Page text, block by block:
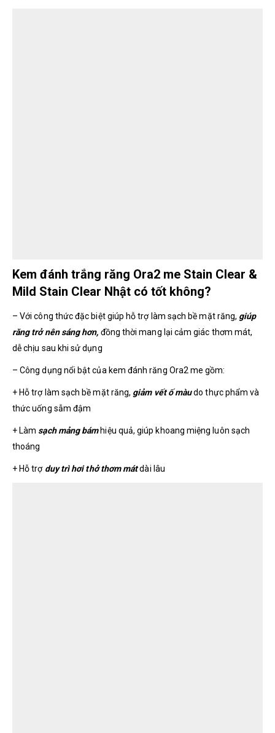
Kem đánh trắng răng Ora2 me Stain Clear &
Mild Stain Clear Nhật có tốt không?
– Với công thức đặc biệt giúp hỗ trợ làm sạch bề mặt răng, giúp
răng trở nên sáng hơn, đồng thời mang lại cảm giác thơm mát,
dễ chịu sau khi sử dụng
– Công dụng nổi bật của kem đánh răng Ora2 me gồm:
+ Hỗ trợ làm sạch bề mặt răng, giảm vết ố màudo thực phẩm và
thức uống sẫm đậm
+ Làm sạch mảng bám hiệu quả, giúp khoang miệng luôn sạch
thoáng
+ Hỗ trợ duy trì hơi thở thơm mátdài lâu